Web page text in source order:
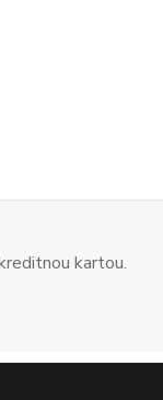
kartou.